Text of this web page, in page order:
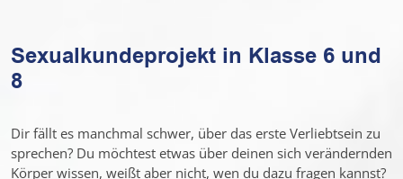
Sexualkundeprojekt in Klasse 6 und
8
Dir fällt es manchmal schwer, über das erste Verliebtsein zu
sprechen? Du möchtest etwas über deinen sich verändernden
Körper wissen, weißt aber nicht, wen du dazu fragen kannst?